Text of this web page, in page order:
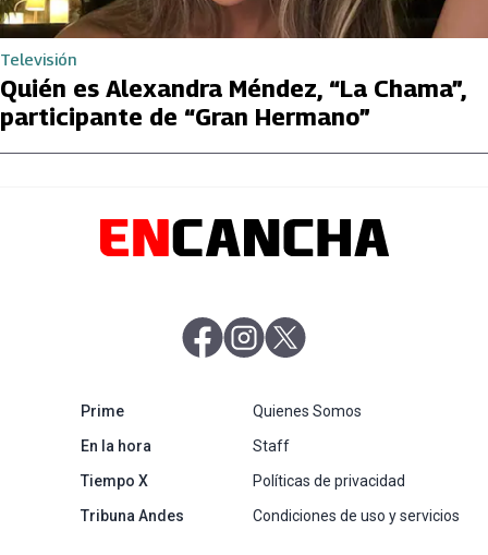
Televisión
Quién es Alexandra Méndez, “La Chama”,
participante de “Gran Hermano”
abre en nueva pestaña
abre en nueva pestaña
Primeabre en nueva pestaña
En la horaabre en nueva pestaña
Tiempo Xabre en nueva pestaña
Tribuna Andesabre en nueva pestaña
Quienes Somos
Staff
Políticas de privacidad
Condiciones de uso y servicios